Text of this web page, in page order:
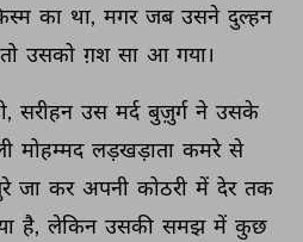
का था, मगर जब उसने दुल्हन
तो उसको ग़श सा आ गया।
सरीहन उस मर्द बुज़ुर्ग ने उसके
मोहम्मद लड़खड़ाता कमरे से
जा कर अपनी कोठरी में देर तक
है, लेकिन उसकी समझ में कुछ